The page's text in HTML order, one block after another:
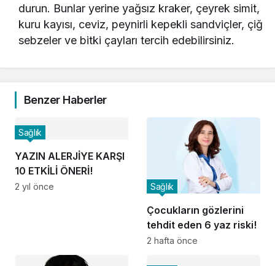
durun. Bunlar yerine yağsız kraker, çeyrek simit,
kuru kayısı, ceviz, peynirli kepekli sandviçler, çiğ
sebzeler ve bitki çayları tercih edebilirsiniz.
Benzer Haberler
YAZIN ALERJİYE KARŞI
10 ETKİLİ ÖNERİ!
Sağlık
2 yıl önce
Çocukların gözlerini
tehdit eden 6 yaz riski!
Sağlık
2 hafta önce